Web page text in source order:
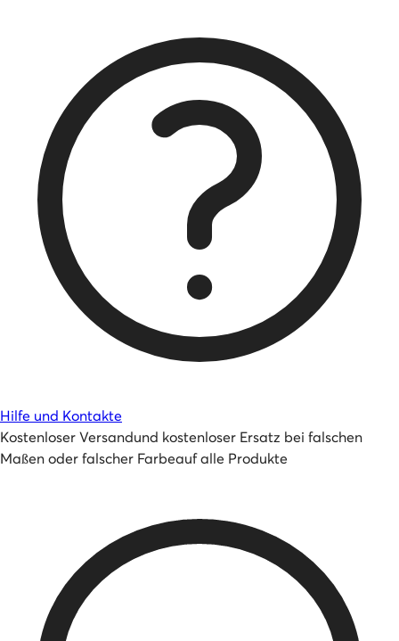
Hilfe und Kontakte
Kostenloser Versandund kostenloser Ersatz bei falschen
Maßen oder falscher Farbeauf alle Produkte